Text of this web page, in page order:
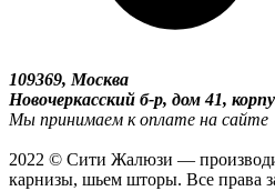
109369, Москва
Новочеркасский б-р, дом 41,
Мы принимаем к оплате на сайте
2022 © Сити Жалюзи —
карнизы, шьем шторы. Все права